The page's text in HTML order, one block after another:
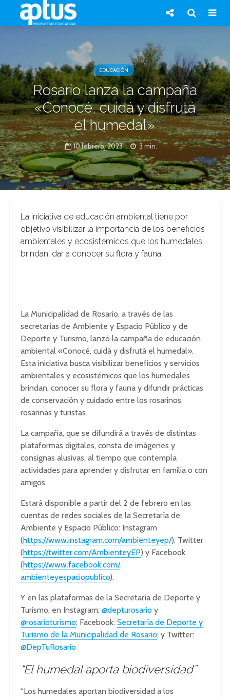
EDUCACIÓN
Rosario lanza la campaña
«Conocé, cuidá y disfrutá
el humedal»
10 febrero, 2023 3 min.
La iniciativa de educación ambiental tiene por
objetivo visibilizar la importancia de los beneficios
ambientales y ecosistémicos que los humedales
brindan, dar a conocer su flora y fauna.
La Municipalidad de Rosario, a través de las
secretarías de Ambiente y Espacio Público y de
Deporte y Turismo, lanzó la campaña de educación
ambiental «Conocé, cuidá y disfrutá el humedal».
Esta iniciativa busca visibilizar beneficios y servicios
ambientales y ecosistémicos que los humedales
brindan, conocer su flora y fauna y difundir prácticas
de conservación y cuidado entre los rosarinos,
rosarinas y turistas.
La campaña, que se difundirá a través de distintas
plataformas digitales, consta de imágenes y
consignas alusivas, al tiempo que contempla
actividades para aprender y disfrutar en familia o con
amigos.
Estará disponible a partir del 2 de febrero en las
cuentas de redes sociales de la Secretaría de
Ambiente y Espacio Público: Instagram
(https://www.instagram.com/ambienteyep/), Twitter
(https://twitter.com/AmbienteyEP) y Facebook
(https://www.facebook.com/
ambienteyespaciopublico).
Y en las plataformas de la Secretaría de Deporte y
Turismo, en Instagram: @depturosario y
@rosarioturismo; Facebook: Secretaría de Deporte y
Turismo de la Municipalidad de Rosario; y Twitter:
@DepTuRosario
“El humedal aporta biodiversidad”
“Los humedales aportan biodiversidad a los